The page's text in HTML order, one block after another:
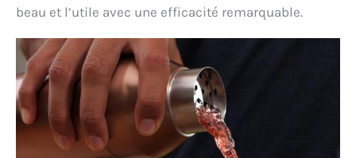
beau et l’utile avec une efficacité remarquable.